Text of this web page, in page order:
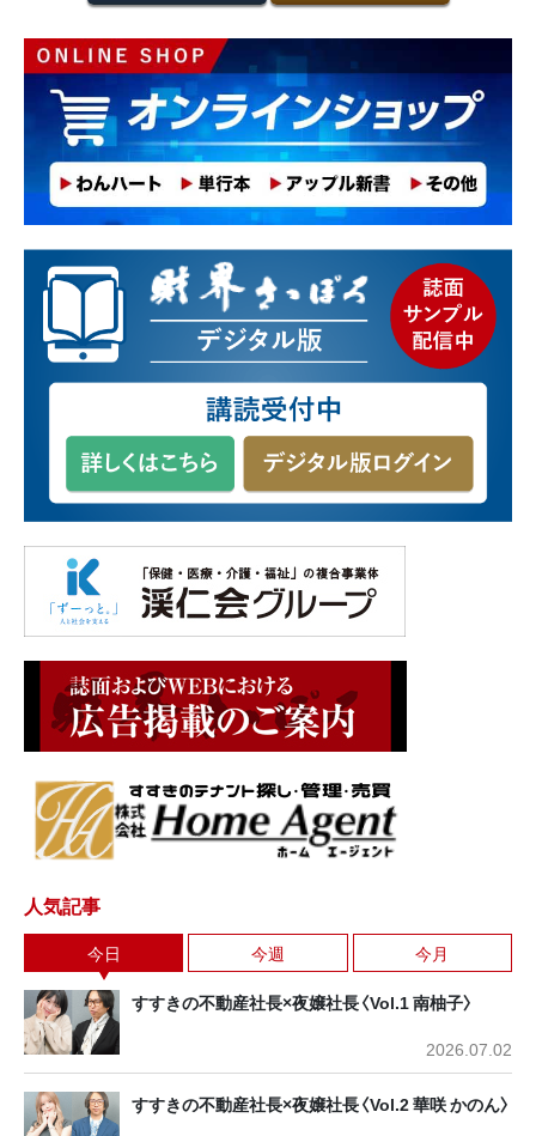
人気記事
今日 今週 今月
すすきの不動産社長×夜嬢社長〈Vol.1 南柚子〉
2026.07.02
すすきの不動産社長×夜嬢社長〈Vol.2 華咲 かのん〉